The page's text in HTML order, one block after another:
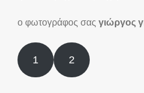
ο φωτογράφος σας γιώργος
1 2